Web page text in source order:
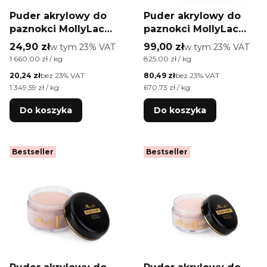
Puder akrylowy do
paznokci MollyLac
Acrylic Powder
Apricot Cover 15 g
Cena brutto
24,90 złw tym %s VAT
w tym 23% VAT
Cena jednostkowa brutto
1 660,00 zł / kg
Cena netto
20,24 złbez 23% VAT
Cena jednostkowa netto
1 349,59 zł / kg
Do koszyka
Puder akrylowy do
paznokci MollyLac
Acrylic Powder Blush
Cover 120 g
Cena brutto
99,00 złw tym %s VAT
w tym 23% VAT
Cena jednostkowa brutto
825,00 zł / kg
Cena netto
80,49 złbez 23% VAT
Cena jednostkowa netto
670,73 zł / kg
Do koszyka
Bestseller Bestseller